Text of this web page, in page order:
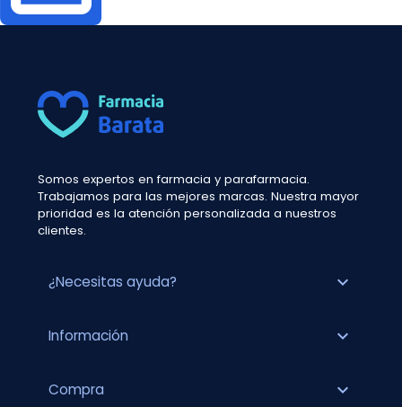
Somos expertos en farmacia y parafarmacia.
Trabajamos para las mejores marcas. Nuestra mayor
prioridad es la atención personalizada a nuestros
clientes.
¿Necesitas ayuda? expand_more
Información expand_more
Compra expand_more